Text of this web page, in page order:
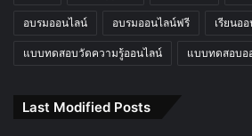
อบรมออนไลน์ อบรมออนไลน์ฟรี เรียนอ
แบบทดสอบวัดความรู้ออนไลน์ แบบทดสอบอ
Last Modified Posts